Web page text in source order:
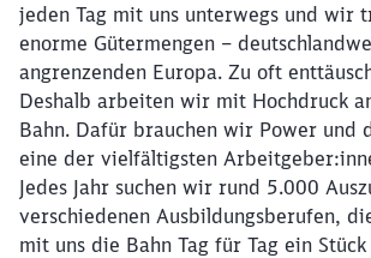
jeden Tag mit uns unterwegs und wir
enorme Gütermengen –
angrenzenden Europa. Zu oft
Deshalb arbeiten wir mit Hochdruck
Bahn. Dafür brauchen wir Power und
eine der vielfältigsten
Jedes Jahr suchen wir rund 5.000
verschiedenen Ausbildungsberufen,
mit uns die Bahn Tag für Tag ein